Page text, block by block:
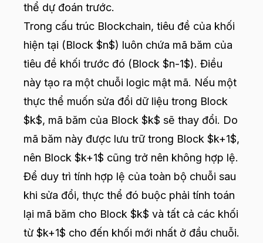
thể dự đoán trước.
Trong cấu trúc Blockchain, tiêu đề của khối
hiện tại (Block $n$) luôn chứa mã băm của
tiêu đề khối trước đó (Block $n-1$). Điều
này tạo ra một chuỗi logic mật mã. Nếu một
thực thể muốn sửa đổi dữ liệu trong Block
$k$, mã băm của Block $k$ sẽ thay đổi. Do
mã băm này được lưu trữ trong Block $k+1$,
nên Block $k+1$ cũng trở nên không hợp lệ.
Để duy trì tính hợp lệ của toàn bộ chuỗi sau
khi sửa đổi, thực thể đó buộc phải tính toán
lại mã băm cho Block $k$ và tất cả các khối
từ $k+1$ cho đến khối mới nhất ở đầu chuỗi.